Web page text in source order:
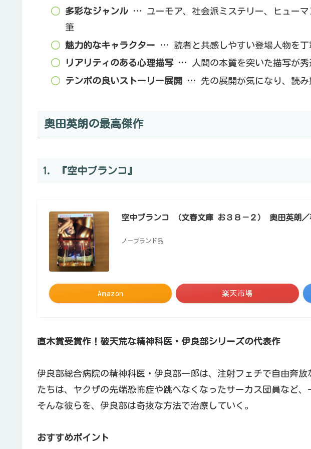
多彩なジャンル … ユーモア、社会派ミステリー、ヒューマ
筆
魅力的なキャラクター … 読者と共感しやすい登場人物を丁
リアリティのある心理描写… 人間の本質を突いた描写が秀
テンポの良いストーリー展開
… 先の展開が気になり、読み
奥田英朗の最高傑作
1. 『空中ブランコ』
空中ブランコ （文春文庫 お３８－２） 奥田英朗／
ノーブランド品
Amazon 楽天市場
直木賞受賞作！破天荒な精神科医・伊良部シリーズの代表作
伊良部総合病院の精神科医・伊良部一郎は、注射フェチで自由奔
たちは、ヤクザの先端恐怖症や跳べなくなったサーカス団員など、
そんな彼らを、伊良部は奇抜な方法で治療していく。
おすすめポイント